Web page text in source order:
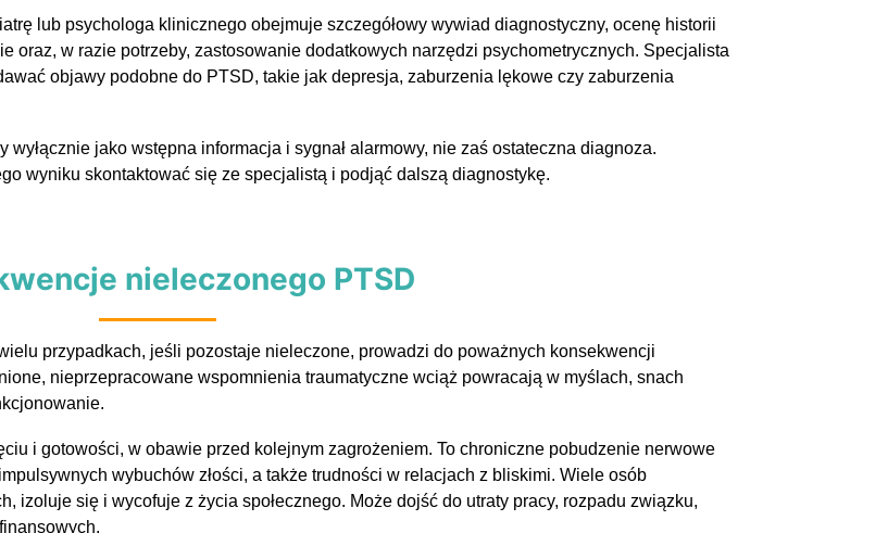
lub psychologa klinicznego obejmuje szczegółowy wywiad diagnostyczny, ocenę historii
oraz, w razie potrzeby, zastosowanie dodatkowych narzędzi psychometrycznych. Specjalista
objawy podobne do PTSD, takie jak depresja, zaburzenia lękowe czy zaburzenia
jako wstępna informacja i sygnał alarmowy, nie zaś ostateczna diagnoza.
wyniku skontaktować się ze specjalistą i podjąć dalszą diagnostykę.
nieleczonego PTSD
przypadkach, jeśli pozostaje nieleczone, prowadzi do poważnych konsekwencji
nieprzepracowane wspomnienia traumatyczne wciąż powracają w myślach, snach
i gotowości, w obawie przed kolejnym zagrożeniem. To chroniczne pobudzenie nerwowe
wybuchów złości, a także trudności w relacjach z bliskimi. Wiele osób
izoluje się i wycofuje z życia społecznego. Może dojść do utraty pracy, rozpadu związku,